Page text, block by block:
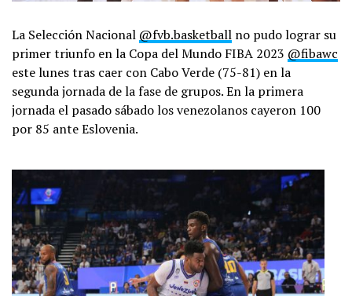
La Selección Nacional @fvb.basketball no pudo lograr su
primer triunfo en la Copa del Mundo FIBA 2023 @fibawc
este lunes tras caer con Cabo Verde (75-81) en la
segunda jornada de la fase de grupos. En la primera
jornada el pasado sábado los venezolanos cayeron 100
por 85 ante Eslovenia.